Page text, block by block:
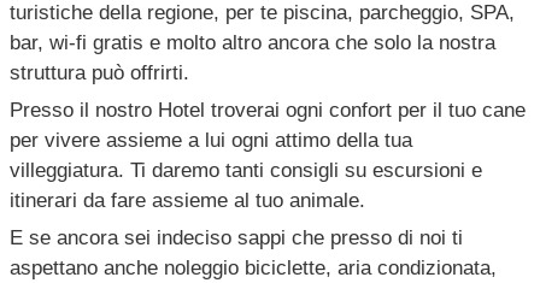
turistiche della regione, per te piscina, parcheggio, SPA,
bar, wi-fi gratis e molto altro ancora che solo la nostra
struttura può offrirti.
Presso il nostro Hotel troverai ogni confort per il tuo cane
per vivere assieme a lui ogni attimo della tua
villeggiatura. Ti daremo tanti consigli su escursioni e
itinerari da fare assieme al tuo animale.
E se ancora sei indeciso sappi che presso di noi ti
aspettano anche noleggio biciclette, aria condizionata,